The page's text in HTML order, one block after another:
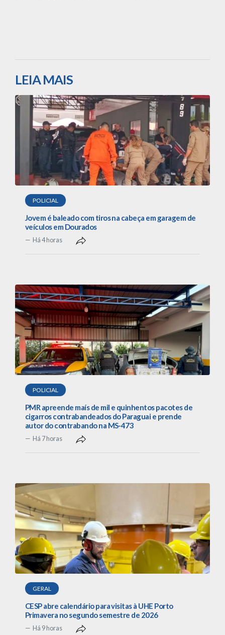
LEIA MAIS
POLICIAL
Jovem é baleado com tiros na cabeça em garagem de
veículos em Dourados
Há 4 horas
POLICIAL
PMR apreende maís de mil e quinhentos pacotes de
cigarros contrabandeados do Paraguai e prende
autor do contrabando na MS-473
Há 7 horas
GERAL
CESP abre calendário para visitas à UHE Porto
Primavera no segundo semestre de 2026
Há 9 horas